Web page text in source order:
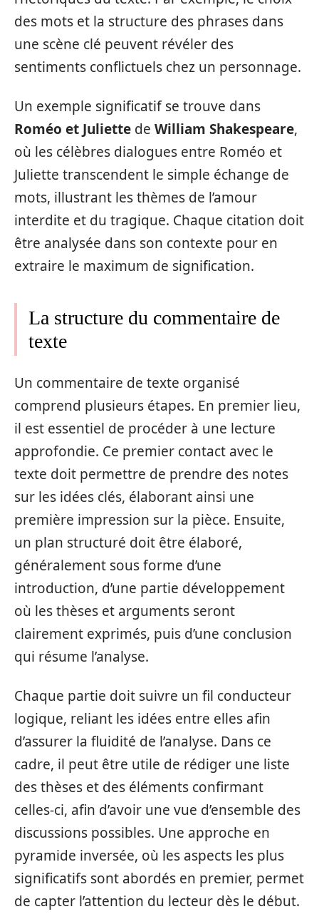
des mots et la structure des phrases dans
une scène clé peuvent révéler des
sentiments conflictuels chez un personnage.
Un exemple significatif se trouve dans
Roméo et Juliette de William Shakespeare,
où les célèbres dialogues entre Roméo et
Juliette transcendent le simple échange de
mots, illustrant les thèmes de l’amour
interdite et du tragique. Chaque citation doit
être analysée dans son contexte pour en
extraire le maximum de signification.
La structure du commentaire de
texte
Un commentaire de texte organisé
comprend plusieurs étapes. En premier lieu,
il est essentiel de procéder à une lecture
approfondie. Ce premier contact avec le
texte doit permettre de prendre des notes
sur les idées clés, élaborant ainsi une
première impression sur la pièce. Ensuite,
un plan structuré doit être élaboré,
généralement sous forme d’une
introduction, d’une partie développement
où les thèses et arguments seront
clairement exprimés, puis d’une conclusion
qui résume l’analyse.
Chaque partie doit suivre un fil conducteur
logique, reliant les idées entre elles afin
d’assurer la fluidité de l’analyse. Dans ce
cadre, il peut être utile de rédiger une liste
des thèses et des éléments confirmant
celles-ci, afin d’avoir une vue d’ensemble des
discussions possibles. Une approche en
pyramide inversée, où les aspects les plus
significatifs sont abordés en premier, permet
de capter l’attention du lecteur dès le début.